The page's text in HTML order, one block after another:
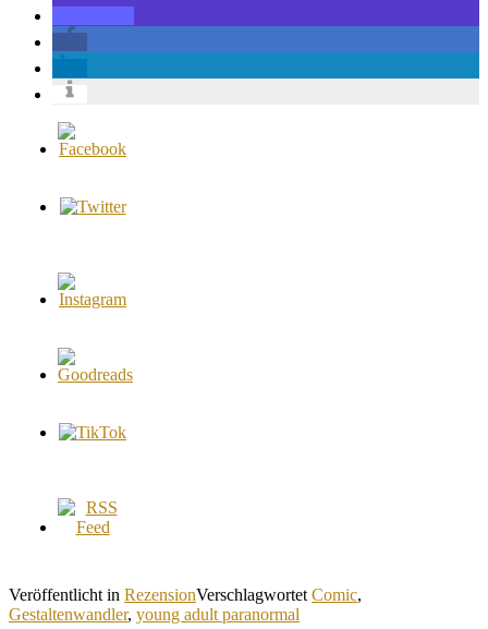
Veröffentlicht in RezensionVerschlagwortet Comic,
Gestaltenwandler, young adult paranormal